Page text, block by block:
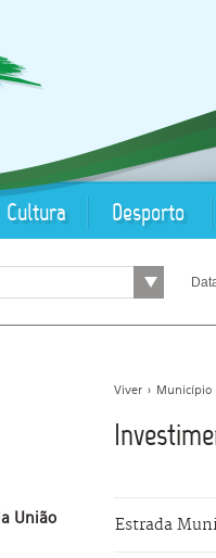
Cultura Desporto
União
Viver > Município
Estrada